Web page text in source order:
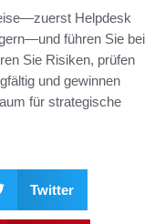
Helpdesk
führen Sie bei
Sie Risiken, prüfen
und gewinnen
für strategische
Twitter